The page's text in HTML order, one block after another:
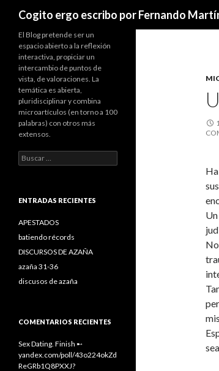
Cogito ergo escribo por Fernando
El Blog pretende ser un
espacio abierto a la reflexión
interactiva, propiciar un
intercambio de puntos de
vista, de valoraciones. La
temática es abierta,
pluridisciplinar y combina
microartículos (en torno a 100
palabras) con otros más
extensos.
B
u
a
:
ENTRADAS RECIENTES
APESTADOS
batiendo récords
DISCURSOS DE AZAÑA
azaña 31-36
discusos de azaña
COMENTARIOS RECIENTES
Sex Dating. Finish ➸
yandex.com/poll/43o224okZd
ReGRb1Q8PXXJ?